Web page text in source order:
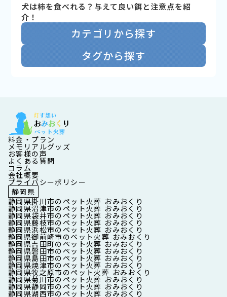
犬は柿を食べれる？与えて良い餌と注意点を紹
介！
カテゴリから探す
タグから探す
料金・プラン
メモリアルグッズ
お客様の声
よくある質問
コラム
会社概要
プライバシーポリシー
静岡県
静岡県掛川市のペット火葬 おみおくり
静岡県沼津市のペット火葬 おみおくり
静岡県袋井市のペット火葬 おみおくり
静岡県藤枝市のペット火葬 おみおくり
静岡県浜松市のペット火葬 おみおくり
静岡県御前崎市のペット火葬 おみおくり
静岡県吉田町のペット火葬 おみおくり
静岡県磐田市のペット火葬 おみおくり
静岡県島田市のペット火葬 おみおくり
静岡県焼津市のペット火葬 おみおくり
静岡県牧之原市のペット火葬 おみおくり
静岡県菊川市のペット火葬 おみおくり
静岡県静岡市のペット火葬 おみおくり
静岡県湖西市のペット火葬 おみおくり